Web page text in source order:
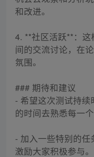
和改进。
4. **社区活跃**：
间的交流讨论，在
氛围。
### 期待和建议
- 希望这次测试持
的时间去熟悉每一个
- 加入一些特别的
激励大家积极参与。